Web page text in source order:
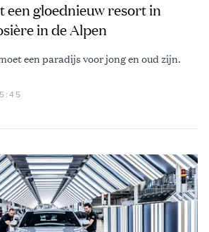
een gloednieuw resort in
in de Alpen
een paradijs voor jong en oud zijn.